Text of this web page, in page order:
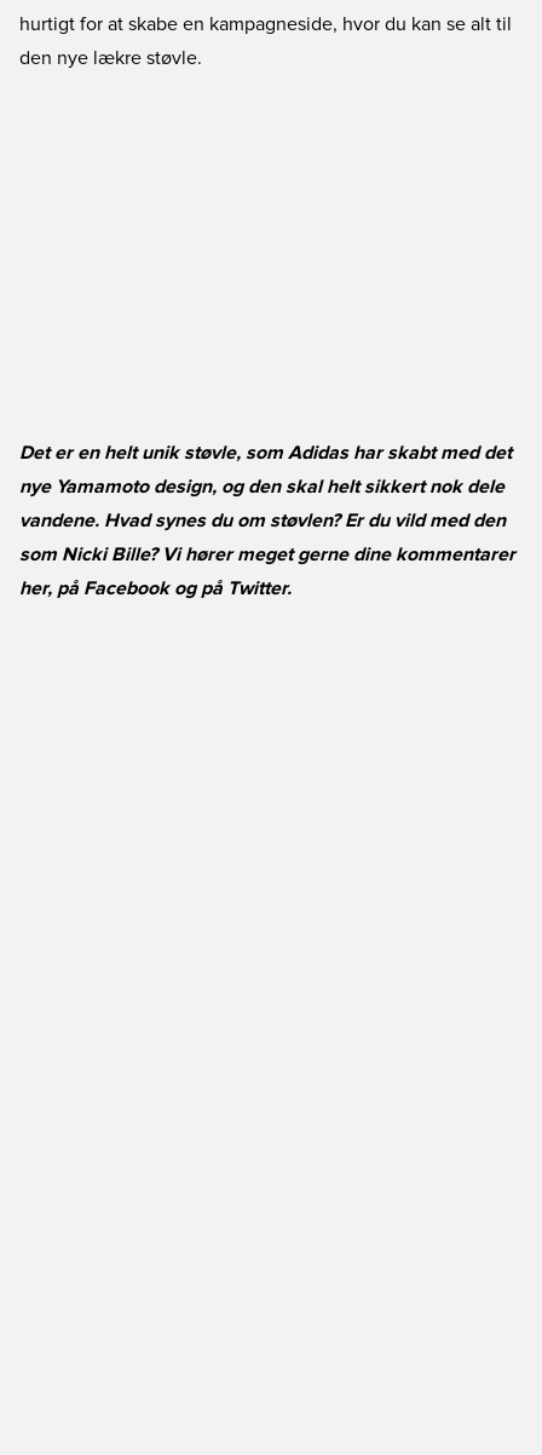
hurtigt for at skabe en kampagneside, hvor du kan se alt til
den nye lækre støvle.
Det er en helt unik støvle, som Adidas har skabt med det
nye Yamamoto design, og den skal helt sikkert nok dele
vandene. Hvad synes du om støvlen? Er du vild med den
som Nicki Bille? Vi hører meget gerne dine kommentarer
her, på Facebookog på Twitter.